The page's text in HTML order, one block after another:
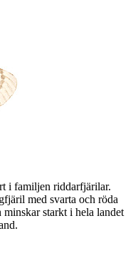
i familjen riddarfjärilar.
med svarta och röda
starkt i hela landet